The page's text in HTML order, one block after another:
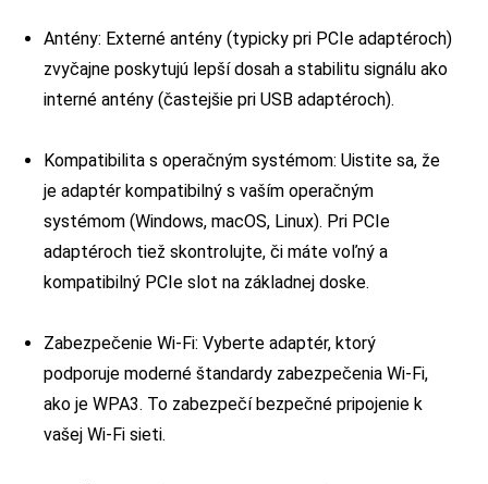
Antény: Externé antény (typicky pri PCIe adaptéroch)
zvyčajne poskytujú lepší dosah a stabilitu signálu ako
interné antény (častejšie pri USB adaptéroch).
Kompatibilita s operačným systémom: Uistite sa, že
je adaptér kompatibilný s vaším operačným
systémom (Windows, macOS, Linux). Pri PCIe
adaptéroch tiež skontrolujte, či máte voľný a
kompatibilný PCIe slot na základnej doske.
Zabezpečenie Wi-Fi: Vyberte adaptér, ktorý
podporuje moderné štandardy zabezpečenia Wi-Fi,
ako je WPA3. To zabezpečí bezpečné pripojenie k
vašej Wi-Fi sieti.